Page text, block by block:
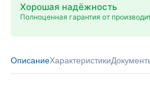
Хорошая надёжность
Полноценная гарантия от
ОписаниеХарактеристики